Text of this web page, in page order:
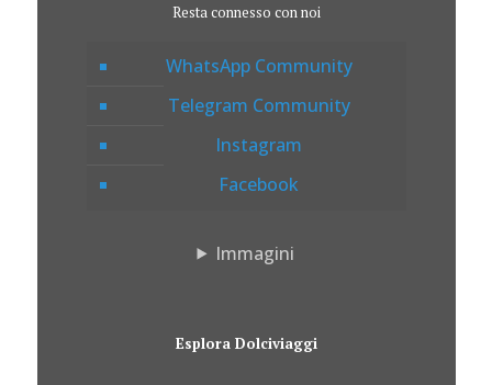
Resta connesso con noi
WhatsApp Community
Telegram Community
Instagram
Facebook
Immagini
Esplora Dolciviaggi